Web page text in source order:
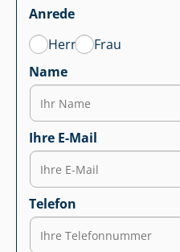
Anrede
Herr
Frau
Name
Ihre E-Mail
Telefon